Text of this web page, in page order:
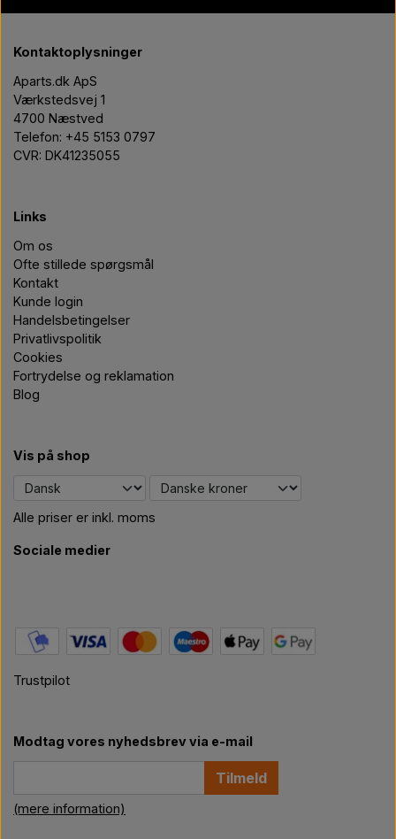
Kontaktoplysninger
Aparts.dk ApS
Værkstedsvej 1
4700 Næstved
Telefon: +45 5153 0797
CVR: DK41235055
Links
Om os
Ofte stillede spørgsmål
Kontakt
Kunde login
Handelsbetingelser
Privatlivspolitik
Cookies
Fortrydelse og reklamation
Blog
Vis på shop
Alle priser er inkl. moms
Sociale medier
Trustpilot
Modtag vores nyhedsbrev via e-mail
Tilmeld
(mere information)